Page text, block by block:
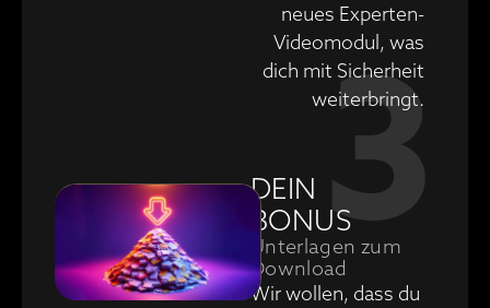
neues Experten-
Videomodul, was
dich mit Sicherheit
weiterbringt.
DEIN
BONUS
Unterlagen zum
Download
Wir wollen, dass du
3